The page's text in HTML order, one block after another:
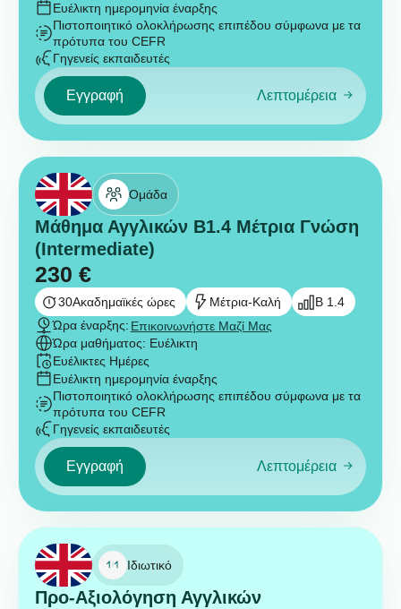
Ευέλικτη ημερομηνία έναρξης
Πιστοποιητικό ολοκλήρωσης επιπέδου σύμφωνα με τα
πρότυπα του CEFR
Γηγενείς εκπαιδευτές
Εγγραφή Λεπτομέρεια
Ομάδα
Μάθημα Αγγλικών B1.4 Μέτρια Γνώση
(Intermediate)
230 €
30Ακαδημαϊκές ώρες Μέτρια-Καλή
B 1.4
Ώρα έναρξης: Επικοινωνήστε Μαζί Μας
Ώρα μαθήματος: Ευέλικτη
Ευέλικτες Ημέρες
Ευέλικτη ημερομηνία έναρξης
Πιστοποιητικό ολοκλήρωσης επιπέδου σύμφωνα με τα
πρότυπα του CEFR
Γηγενείς εκπαιδευτές
Εγγραφή Λεπτομέρεια
Ιδιωτικό
Προ-Αξιολόγηση Αγγλικών